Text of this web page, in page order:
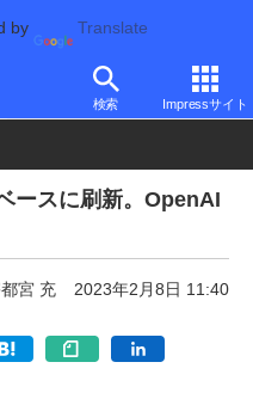
by Translate
検索 Impressサイト
ースに刷新。OpenAI
宮 充 2023年2月8日 11:40